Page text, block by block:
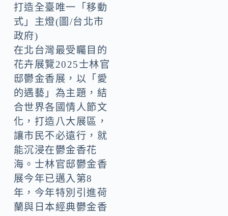
打造全臺唯一「移動
式」主燈(圖/台北市
政府)
在北台灣最受矚目的
花卉展覽2025士林官
邸鬱金香展，以「愛
的遇藝」為主題，結
合世界各國情人節文
化，打造八大展區，
讓市民不必遠行，就
能沉浸在鬱金香花
海。士林官邸鬱金香
展今年已邁入第8
年，今年特別引進荷
蘭與日本經典鬱金香